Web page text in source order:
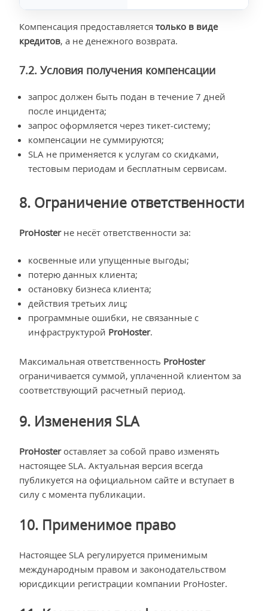
Компенсация предоставляется только в виде
кредитов, а не денежного возврата.
7.2. Условия получения компенсации
запрос должен быть подан в течение 7 дней
после инцидента;
запрос оформляется через тикет-систему;
компенсации не суммируются;
SLA не применяется к услугам со скидками,
тестовым периодам и бесплатным сервисам.
8. Ограничение ответственности
ProHosterне несёт ответственности за:
косвенные или упущенные выгоды;
потерю данных клиента;
остановку бизнеса клиента;
действия третьих лиц;
программные ошибки, не связанные с
инфраструктурой ProHoster.
Максимальная ответственность ProHoster
ограничивается суммой, уплаченной клиентом за
соответствующий расчетный период.
9. Изменения SLA
ProHosterоставляет за собой право изменять
настоящее SLA. Актуальная версия всегда
публикуется на официальном сайте и вступает в
силу с момента публикации.
10. Применимое право
Настоящее SLA регулируется применимым
международным правом и законодательством
юрисдикции регистрации компании ProHoster.